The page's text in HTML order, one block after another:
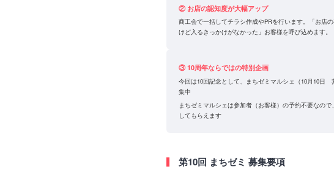
② お店の認知度が大幅アップ
商工会で一括してチラシ作成やPRを行います。「お店
けど入るきっかけがなかった」お客様を呼び込めます。
③ 10周年ならではの特別企画
今回は10回記念として、まちゼミマルシェ（10月10日
集中
まちゼミマルシェは参加者（お客様）の予約不要なので
してもらえます
第10回 まちゼミ 募集要項